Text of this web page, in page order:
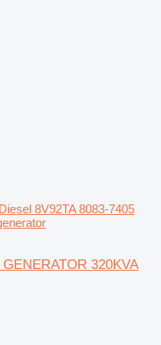
8V92TA 8083-7405
320KVA